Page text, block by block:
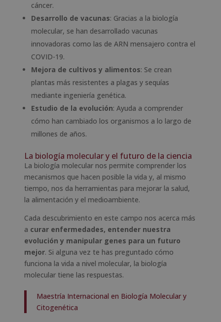
cáncer.
Desarrollo de vacunas: Gracias a la biología
molecular, se han desarrollado vacunas
innovadoras como las de ARN mensajero contra el
COVID-19.
Mejora de cultivos y alimentos: Se crean
plantas más resistentes a plagas y sequías
mediante ingeniería genética.
Estudio de la evolución: Ayuda a comprender
cómo han cambiado los organismos a lo largo de
millones de años.
La biología molecular y el futuro de la ciencia
La biología molecular nos permite comprender los
mecanismos que hacen posible la vida y, al mismo
tiempo, nos da herramientas para mejorar la salud,
la alimentación y el medioambiente.
Cada descubrimiento en este campo nos acerca más
a curar enfermedades, entender nuestra
evolución y manipular genes para un futuro
mejor. Si alguna vez te has preguntado cómo
funciona la vida a nivel molecular, la biología
molecular tiene las respuestas.
Maestría Internacional en Biología Molecular y
Citogenética